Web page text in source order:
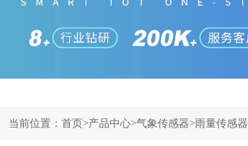
当前位置：首页>产品中心>气象传感器>雨量传感器